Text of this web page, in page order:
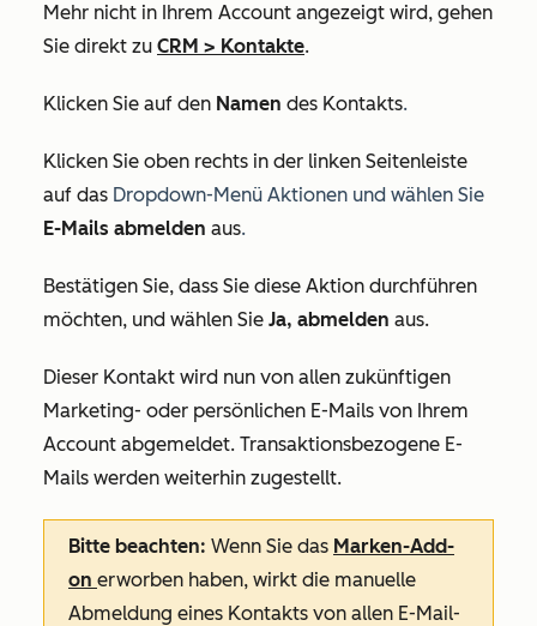
Mehr nicht in Ihrem Account angezeigt wird, gehen
Sie direkt zu CRM > Kontakte.
Klicken Sie auf den Namen des Kontakts.
Klicken Sie oben rechts in der linken Seitenleiste
auf das Dropdown-Menü Aktionen und wählen Sie
E-Mails abmelden aus.
Bestätigen Sie, dass Sie diese Aktion durchführen
möchten, und wählen Sie Ja, abmelden aus.
Dieser Kontakt wird nun von allen zukünftigen
Marketing- oder persönlichen E-Mails von Ihrem
Account abgemeldet. Transaktionsbezogene E-
Mails werden weiterhin zugestellt.
Bitte beachten: Wenn Sie das Marken-Add-
on erworben haben, wirkt die manuelle
Abmeldung eines Kontakts von allen E-Mail-